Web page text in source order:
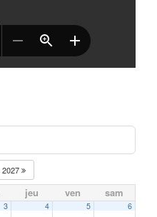
2027
jeu ven sam
3 4 5 6